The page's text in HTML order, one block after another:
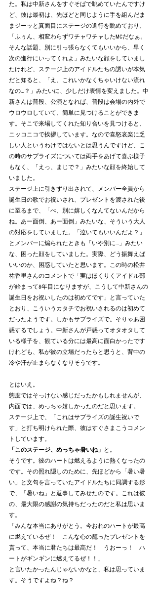
た。私は中新さんをすぐそばで眺めていたんですけ
ど、彼は最初は、先ほどと同じように手を組んだま
まジーッと真面目にステージの進行を眺めており、
「ふぅん、相変わらずワチャワチャしたMCだなぁ。
そんな話題、別に引っ張らなくてもいいから、早く
次の進行にいってくれよ」みたいな顔をしていまし
たけれど、ステージ上のアイドルたちの誘いが本気
だと知ると、「え、これいかなくちゃいけない流れ
なの…？」みたいに、少しだけ表情を変えました。中
新さんは普段、公演となれば、普段は会場の内外で
ウロウロしていて、簡単に見つけることができま
す。そこで来場してくれた知り合いを見つけると、
ニッコニコで挨拶しています。なので喜怒哀楽に乏
しい人というわけではないとは思うんですけど、こ
の時のサプライズについては両手をあげて喜ぶ様子
もなく、「えっ、まじで？」みたいな顔を終始して
いました。
ステージ上に引きずり出されて、メンバー全員から
誕生日の歌でお祝いされ、プレゼントを渡された後
に至るまで、「べ、別に嬉しくなんてないんだから
ね。あー面倒、あー面倒」みたいな、そういう大人
の対応をしていました。「泣いてもいいんだよ？」
とメンバーに煽られたときも「いや別に…」みたい
な、困った顔をしていました。実際、どう振舞えば
いいのか、困惑していたと思います。この時の松井
祐香里さんのコメントで「実はほくりくアイドル部
が始まって8年目になりますが、こうして中新さんの
誕生日をお祝いしたのは初めてです」と言っていた
とおり、こういうカタチでお祝いされるのは初めて
だったようです。しかもサプライズで。そりゃあ困
惑するでしょう。中新さんが戸惑ってオタオタして
いる様子を、観ている分には最高に面白かったです
けれども、私が彼の立場だったらと思うと、背中の
冷や汗が止まらなくなりそうです。
とはいえ。
態度ではそっけない感じだったかもしれませんが、
内面では、めっちゃ嬉しかったのだと思います。
ステージ上で、「これはサプライズの誕生祝いで
す」と打ち明けられた際、彼はすぐさまこうコメン
トしています。
「このステージ、めっちゃ暑いね」
と。
そうです。彼のハートは燃えるように熱くなったの
です。その照れ隠しのために、先ほどから「暑い暑
い」と文句を言っていたアイドルたちに同調する形
で、「暑いね」と返事してみせたのです。これは彼
の、最大限の感謝の気持ちだったのだと私は思いま
す。
「みんな本当にありがとう。今おれのハートが最高
に燃えているぜ！　こんな心の籠ったプレゼントを
貰って、本当に君たちは最高だ！　うおーっ！　ハ
ートがギンギンに燃えてるぜ！！」
と言いたかったんじゃないかなと、私は思っていま
す。そうですよね？ね？